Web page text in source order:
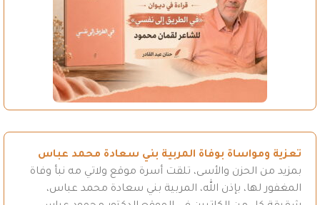
تعزية ومواساة بوفاة المربية بني سعادة محمد عباس
بمزيد من الحزن والأسى، تلقت أسرة موقع ولاتي مه نبأ وفاة
المغفور لها، بإذن الله، المربية بني سعادة محمد عباس،